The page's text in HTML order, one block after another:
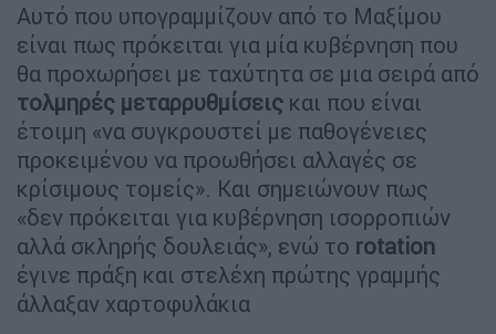
Αυτό που υπογραμμίζουν από το Μαξίμου
είναι πως πρόκειται για μία κυβέρνηση που
θα προχωρήσει με ταχύτητα σε μια σειρά από
τολμηρές μεταρρυθμίσεις και που είναι
έτοιμη «να συγκρουστεί με παθογένειες
προκειμένου να προωθήσει αλλαγές σε
κρίσιμους τομείς». Και σημειώνουν πως
«δεν πρόκειται για κυβέρνηση ισορροπιών
αλλά σκληρής δουλειάς», ενώ το rotation
έγινε πράξη και στελέχη πρώτης γραμμής
άλλαξαν χαρτοφυλάκια